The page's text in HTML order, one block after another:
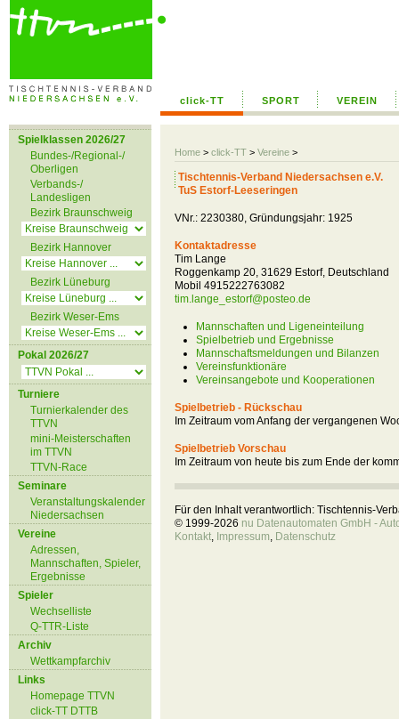
click-TT SPORT VEREIN
Home > click-TT > Vereine >
Spielklassen 2026/27
Bundes-/Regional-/
Oberligen
Verbands-/
Landesligen
Bezirk Braunschweig
Bezirk Hannover
Bezirk Lüneburg
Bezirk Weser-Ems
Pokal 2026/27
Turniere
Turnierkalender des
TTVN
mini-Meisterschaften
im TTVN
TTVN-Race
Seminare
Veranstaltungskalender
Niedersachsen
Vereine
Adressen,
Mannschaften, Spieler,
Ergebnisse
Spieler
Wechselliste
Q-TTR-Liste
Archiv
Wettkampfarchiv
Links
Homepage TTVN
click-TT DTTB
Tischtennis-Verband Niedersachsen e.V.
TuS Estorf-Leeseringen
VNr.: 2230380, Gründungsjahr: 1925
Kontaktadresse
Tim Lange
Roggenkamp 20, 31629 Estorf, Deutschland
Mobil 4915222763082
tim.lange_estorf@posteo.de
Mannschaften und Ligeneinteilung
Spielbetrieb und Ergebnisse
Mannschaftsmeldungen und Bilanzen
Vereinsfunktionäre
Vereinsangebote und Kooperationen
Spielbetrieb - Rückschau
Im Zeitraum vom Anfang der vergangenen
Spielbetrieb Vorschau
Im Zeitraum von heute bis zum Ende der
Für den Inhalt verantwortlich: Tischtennis-
© 1999-2026 nu Datenautomaten GmbH -
Kontakt, Impressum, Datenschutz